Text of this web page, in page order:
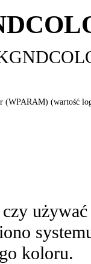
(WPARAM) (wartość
koloru.